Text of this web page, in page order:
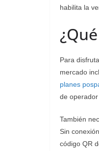
habilita la
Para
mercado
planes
de
También
Sin
código QR